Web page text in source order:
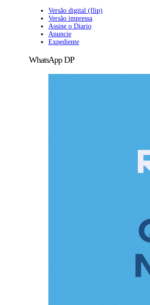
Versão digital (flip)
Versão impressa
Assine o Diario
Anuncie
Expediente
WhatsApp DP